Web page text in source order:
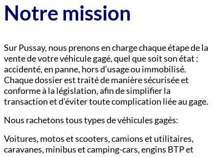
Notre mission
Sur Pussay, nous prenons en charge chaque étape de la
vente de votre véhicule gagé, quel que soit son état :
accidenté, en panne, hors d’usage ou immobilisé.
Chaque dossier est traité de manière sécurisée et
conforme à la législation, afin de simplifier la
transaction et d’éviter toute complication liée au gage.
Nous rachetons tous types de véhicules gagés:
Voitures, motos et scooters,camions et utilitaires,
caravanes, minibus et camping-cars,engins BTP et